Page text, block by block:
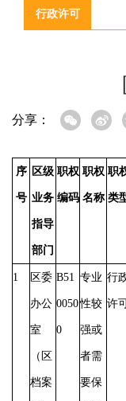
行政许可
分享：
序
号
区级
业务
指导
部门
职权
编码
职权
名称
职
类
1 区委
办公
室
（区
档案
B51
0050
0
专业
性较
强或
者需
要保
行
许